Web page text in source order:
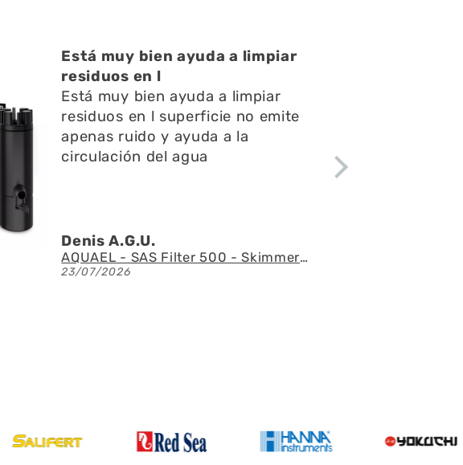
Una atención muy buena
Una atención muy buena,amables
y respondieron rápido todas mis
preguntas y consultas,el envío
fue rápido y el acuario se ve
espectacular
Ángel l.Z.p.
Acuario con mueble AQUAEL GLOSSY 150 BLACK de 405 litros
21/07/2026